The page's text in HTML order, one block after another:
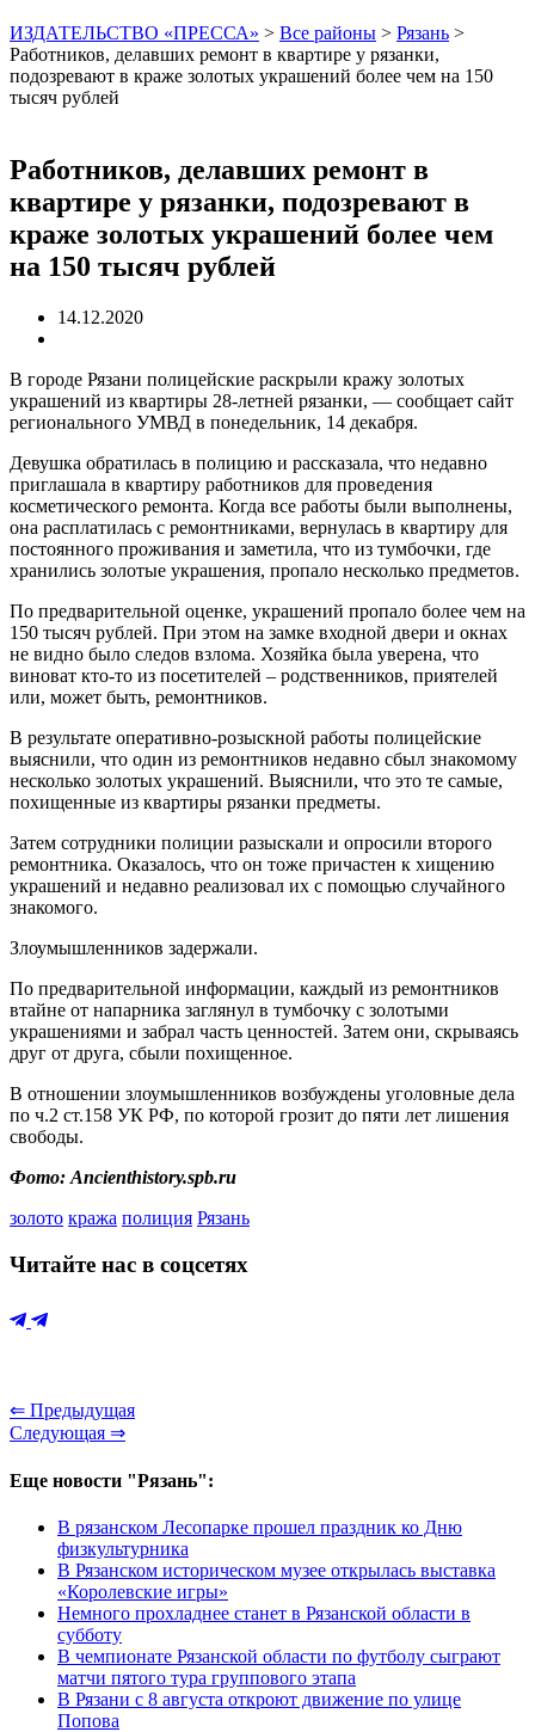
ИЗДАТЕЛЬСТВО «ПРЕССА» > Все районы > Рязань >
Работников, делавших ремонт в квартире у рязанки,
подозревают в краже золотых украшений более чем на 150
тысяч рублей
Работников, делавших ремонт в
квартире у рязанки, подозревают в
краже золотых украшений более чем
на 150 тысяч рублей
14.12.2020
В городе Рязани полицейские раскрыли кражу золотых
украшений из квартиры 28-летней рязанки, — сообщает сайт
регионального УМВД в понедельник, 14 декабря.
Девушка обратилась в полицию и рассказала, что недавно
приглашала в квартиру работников для проведения
косметического ремонта. Когда все работы были выполнены,
она расплатилась с ремонтниками, вернулась в квартиру для
постоянного проживания и заметила, что из тумбочки, где
хранились золотые украшения, пропало несколько предметов.
По предварительной оценке, украшений пропало более чем на
150 тысяч рублей. При этом на замке входной двери и окнах
не видно было следов взлома. Хозяйка была уверена, что
виноват кто-то из посетителей – родственников, приятелей
или, может быть, ремонтников.
В результате оперативно-розыскной работы полицейские
выяснили, что один из ремонтников недавно сбыл знакомому
несколько золотых украшений. Выяснили, что это те самые,
похищенные из квартиры рязанки предметы.
Затем сотрудники полиции разыскали и опросили второго
ремонтника. Оказалось, что он тоже причастен к хищению
украшений и недавно реализовал их с помощью случайного
знакомого.
Злоумышленников задержали.
По предварительной информации, каждый из ремонтников
втайне от напарника заглянул в тумбочку с золотыми
украшениями и забрал часть ценностей. Затем они, скрываясь
друг от друга, сбыли похищенное.
В отношении злоумышленников возбуждены уголовные дела
по ч.2 ст.158 УК РФ, по которой грозит до пяти лет лишения
свободы.
Фото: Ancienthistory.spb.ru
золото кража полиция Рязань
Читайте нас в соцсетях
⇐ Предыдущая
Следующая ⇒
Еще новости "Рязань":
В рязанском Лесопарке прошел праздник ко Дню
физкультурника
В Рязанском историческом музее открылась выставка
«Королевские игры»
Немного прохладнее станет в Рязанской области в
субботу
В чемпионате Рязанской области по футболу сыграют
матчи пятого тура группового этапа
В Рязани с 8 августа откроют движение по улице
Попова